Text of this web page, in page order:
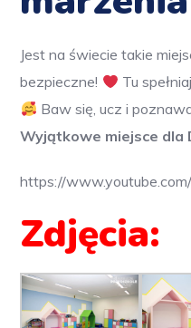
Jest na świecie takie
bezpieczne!
Tu
Baw się, ucz i
Wyjątkowe miejsce dla
https://
Zdjęcia: